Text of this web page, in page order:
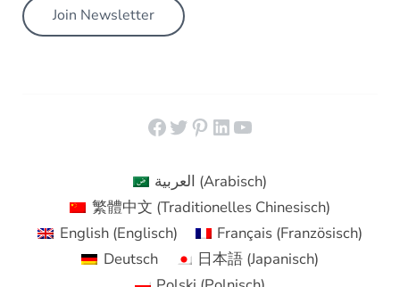
Join Newsletter
Facebook
Twitter
Pinterest
LinkedIn
YouTube
العربية (Arabisch)
繁體中文 (Traditionelles Chinesisch)
English(Englisch) Français (Französisch)
Deutsch
日本語 (Japanisch)